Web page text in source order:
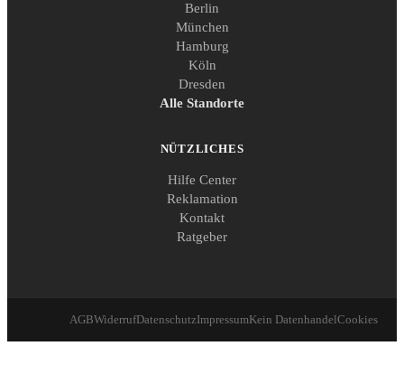
Berlin
München
Hamburg
Köln
Dresden
Alle Standorte
NÜTZLICHES
Hilfe Center
Reklamation
Kontakt
Ratgeber
AGBWiderrufDatenschutzImpressumKein DatenhandelCookies